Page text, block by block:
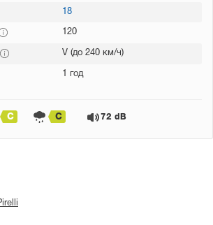
18
120
V (до 240 км/ч)
1 год
C C 72 dB